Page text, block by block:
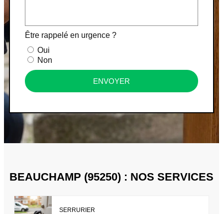
Être rappelé en urgence ?
Oui
Non
ENVOYER
BEAUCHAMP (95250) : NOS SERVICES
SERRURIER